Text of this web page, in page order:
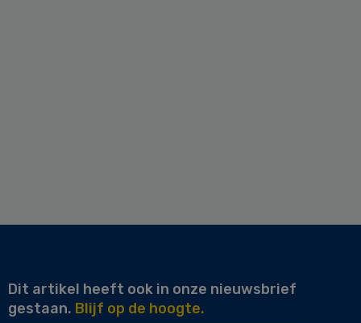
Dit artikel heeft ook in onze nieuwsbrief
gestaan. Blijf op de hoogte.